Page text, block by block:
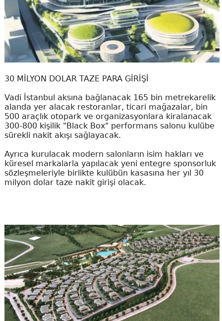
30 MİLYON DOLAR TAZE PARA GİRİŞİ
Vadi İstanbul aksına bağlanacak 165 bin metrekarelik
alanda yer alacak restoranlar, ticari mağazalar, bin
500 araçlık otopark ve organizasyonlara kiralanacak
300-800 kişilik "Black Box" performans salonu kulübe
sürekli nakit akışı sağlayacak.
Ayrıca kurulacak modern salonların isim hakları ve
küresel markalarla yapılacak yeni entegre sponsorluk
sözleşmeleriyle birlikte kulübün kasasına her yıl 30
milyon dolar taze nakit girişi olacak.